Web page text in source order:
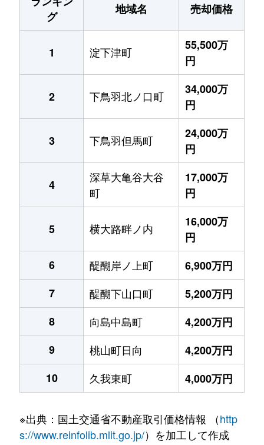
グ
地域名 売却価格
1 淀下津町
55,500万
円
2 下鳥羽北ノ口町
34,000万
円
3 下鳥羽但馬町
24,000万
円
4
深草大亀谷大谷
町
17,000万
円
5 横大路畔ノ内
16,000万
円
6
醍醐岸ノ上町
6,900万円
7
醍醐下山口町
5,200万円
8
向島中島町
4,200万円
9
桃山町日向
4,200万円
10
久我東町 4,000万円
※出典：国土交通省不動産取引価格情報 （http
s://www.reinfolib.mlit.go.jp/）を加工して作成